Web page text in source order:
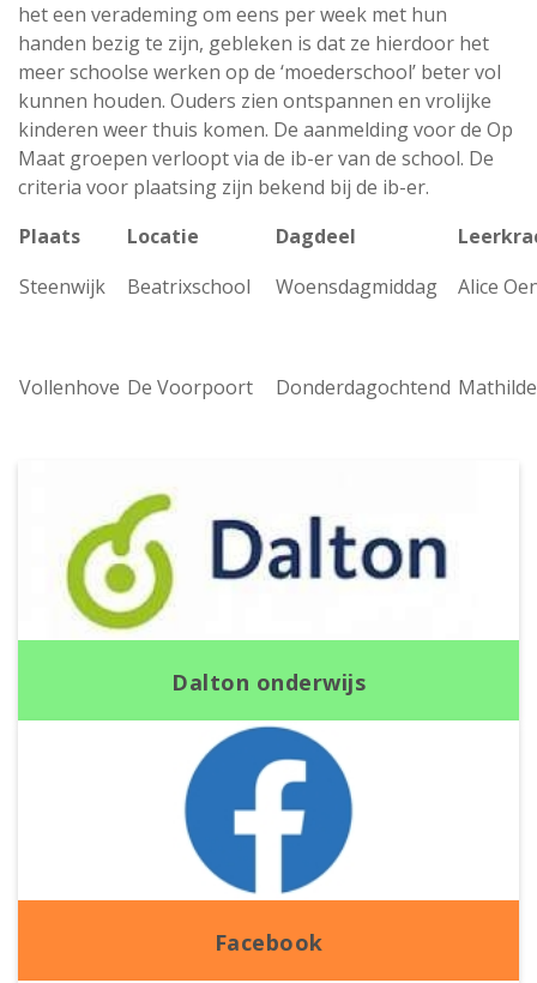
het een verademing om eens per week met hun
handen bezig te zijn, gebleken is dat ze hierdoor het
meer schoolse werken op de ‘moederschool’ beter vol
kunnen houden. Ouders zien ontspannen en vrolijke
kinderen weer thuis komen. De aanmelding voor de Op
Maat groepen verloopt via de ib-er van de school. De
criteria voor plaatsing zijn bekend bij de ib-er.
Plaats
Locatie Dagdeel
Steenwijk
Beatrixschool Woensdagmiddag Alice
Vollenhove De Voorpoort Donderdagochtend
Dalton onderwijs
Facebook